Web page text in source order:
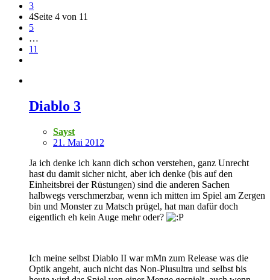
3
4Seite 4 von 11
5
…
11
Diablo 3
Sayst
21. Mai 2012
Ja ich denke ich kann dich schon verstehen, ganz Unrecht
hast du damit sicher nicht, aber ich denke (bis auf den
Einheitsbrei der Rüstungen) sind die anderen Sachen
halbwegs verschmerzbar, wenn ich mitten im Spiel am Zergen
bin und Monster zu Matsch prügel, hat man dafür doch
eigentlich eh kein Auge mehr oder?
Ich meine selbst Diablo II war mMn zum Release was die
Optik angeht, auch nicht das Non-Plusultra und selbst bis